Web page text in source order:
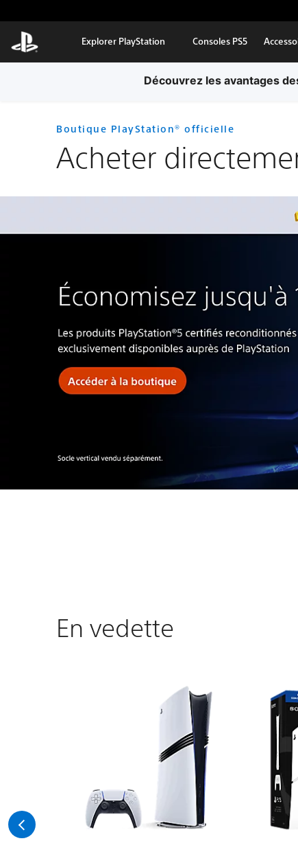
Explorer PlayStation Consoles PS5
Découvrez les avantages
Boutique PlayStation® officielle
Acheter
En vedette